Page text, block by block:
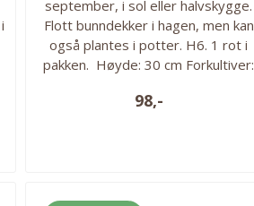
september, i sol eller halvskygge.
Flott bunndekker i hagen, men kan
også plantes i potter. H6. 1 rot i
pakken. Høyde: 30 cm Forkultiver:
Blomstringstid: juni - september
98,-